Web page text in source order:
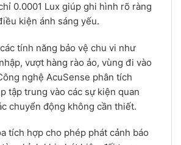
0.0001 Lux giúp ghi hình rõ ràng
kiện ánh sáng yếu.
tính năng bảo vệ chu vi như
vượt hàng rào ảo, vùng đi vào
nghệ AcuSense phân tích
tập trung vào các sự kiện quan
chuyển động không cần thiết.
tích hợp cho phép phát cảnh báo